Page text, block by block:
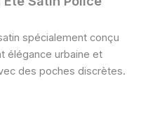
spécialement conçu
élégance urbaine et
des poches discrètes.